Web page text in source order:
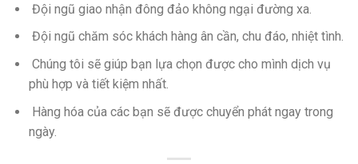
Đội ngũ giao nhận đông đảo không ngại đường xa.
Đội ngũ chăm sóc khách hàng ân cần, chu đáo, nhiệt tình.
Chúng tôi sẽ giúp bạn lựa chọn được cho mình dịch vụ
phù hợp và tiết kiệm nhất.
Hàng hóa của các bạn sẽ được chuyển phát ngay trong
ngày.